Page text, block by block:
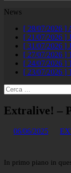
News
[ 28/07/2026 ]
[ 21/07/2026 ]
[ 31/07/2026 ]
[ 27/07/2026 ]
[ 24/07/2026 ]
[ 23/07/2026 ]
Ricerca
per:
Extralive! –
06/06/2025
In primo piano in